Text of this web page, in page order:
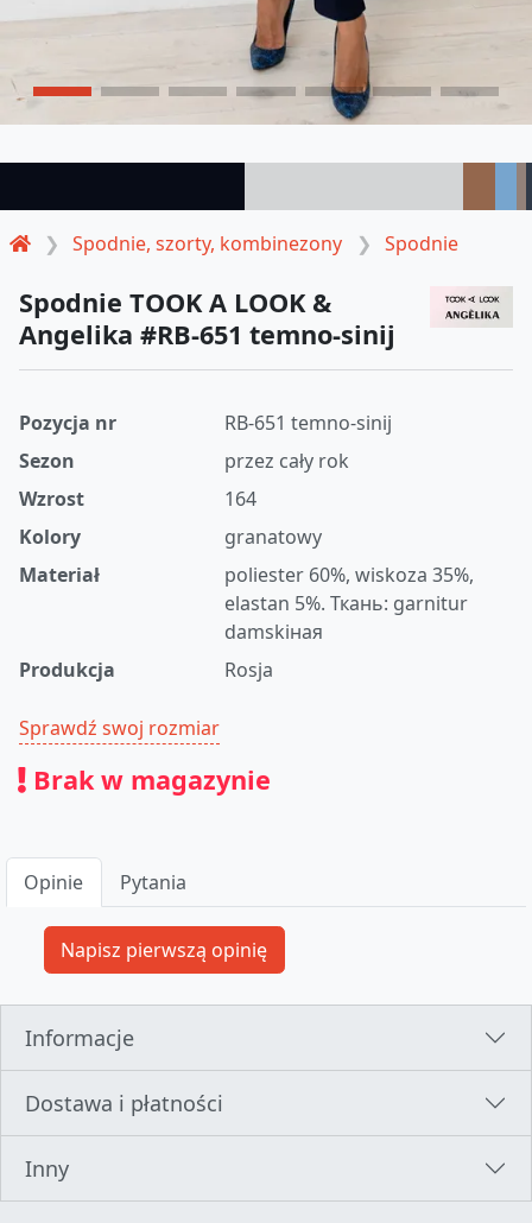
Spodnie, szorty, kombinezony Spodnie
Spodnie TOOK A LOOK &
Angelika #RB-651 temno-sinij
Pozycja nr
RB-651 temno-sinij
Sezon
przez cały rok
Wzrost
164
Kolory
granatowy
Materiał
poliester 60%, wiskoza 35%,
elastan 5%. Ткань: garnitur
damskiная
Produkcja
Rosja
Sprawdź swoj rozmiar
Brak w magazynie
Opinie Pytania
Informacje
Dostawa i płatności
Inny